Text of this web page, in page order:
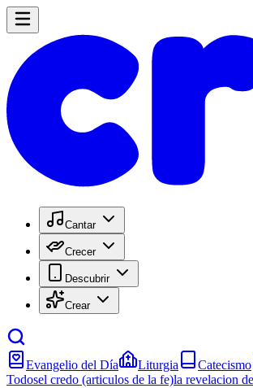
Cantar
Crecer
Descubrir
Crear
Evangelio del Día Liturgia Catecismo
Todosel credo (articulos de la fe)la revelacion